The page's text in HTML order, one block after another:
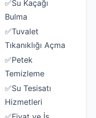
✅Su Kaçağı
Bulma
✅Tuvalet
Tıkanıklığı Açma
✅Petek
Temizleme
✅Su Tesisatı
Hizmetleri